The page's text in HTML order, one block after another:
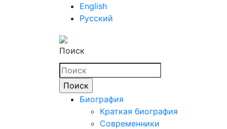
English
Русский
Поиск
Биография
Краткая биография
Современники